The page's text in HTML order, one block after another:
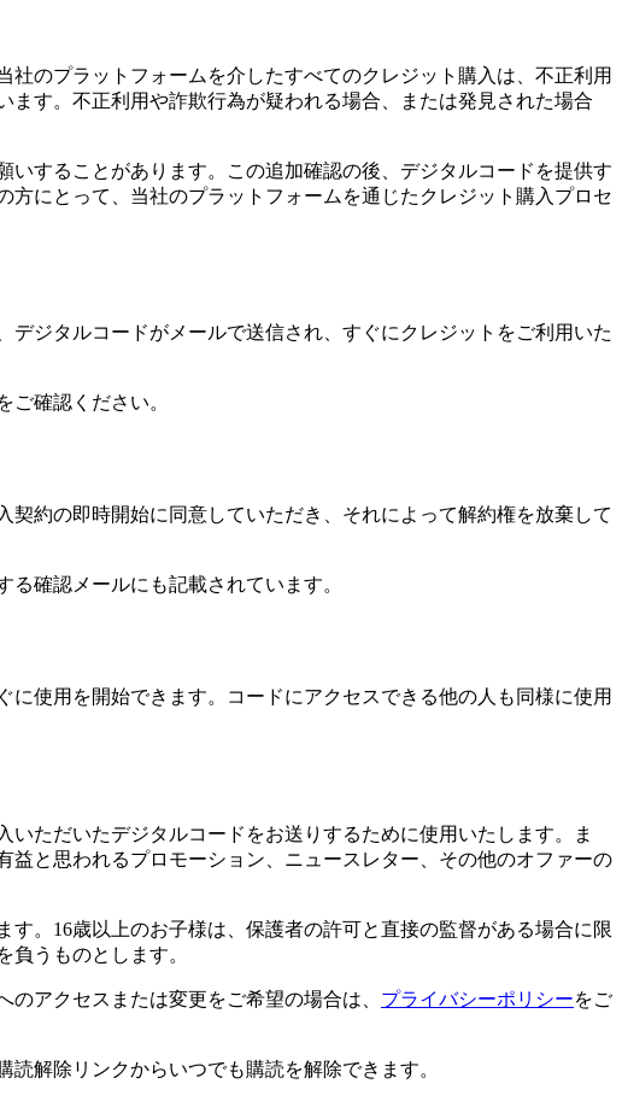
のプラットフォームを介したすべてのクレジット購入は、不正利用
す。不正利用や詐欺行為が疑われる場合、または発見された場合
することがあります。この追加確認の後、デジタルコードを提供す
にとって、当社のプラットフォームを通じたクレジット購入プロセ
ジタルコードがメールで送信され、すぐにクレジットをご利用いた
確認ください。
約の即時開始に同意していただき、それによって解約権を放棄して
確認メールにも記載されています。
使用を開始できます。コードにアクセスできる他の人も同様に使用
ただいたデジタルコードをお送りするために使用いたします。ま
と思われるプロモーション、ニュースレター、その他のオファーの
。16歳以上のお子様は、保護者の許可と直接の監督がある場合に限
うものとします。
アクセスまたは変更をご希望の場合は、 プライバシーポリシーをご
解除リンクからいつでも購読を解除できます。